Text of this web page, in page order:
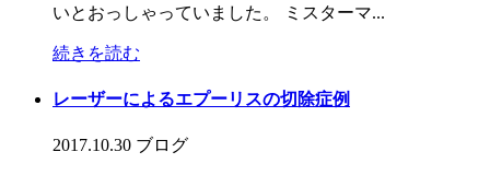
いとおっしゃっていました。 ミスターマ...
続きを読む
レーザーによるエプーリスの切除症例
2017.10.30 ブログ